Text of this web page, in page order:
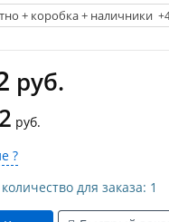
+ коробка + наличники
руб.
руб.
?
для заказа: 1